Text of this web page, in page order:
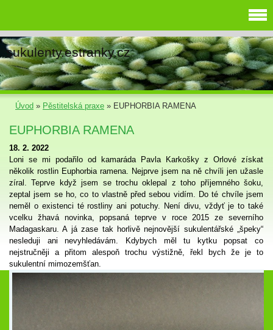
sukulenty.estranky.cz
Úvod » Pěstitelská praxe » EUPHORBIA RAMENA
EUPHORBIA RAMENA
18. 2. 2022
Loni se mi podařilo od kamaráda Pavla Karkošky z Orlové získat
několik rostlin Euphorbia ramena. Nejprve jsem na ně chvíli jen užasle
zíral. Teprve když jsem se trochu oklepal z toho příjemného šoku,
zeptal jsem se ho, co to vlastně před sebou vidím. Do té chvíle jsem
neměl o existenci té rostliny ani potuchy. Není divu, vždyť je to také
vcelku žhavá novinka, popsaná teprve v roce 2015 ze severního
Madagaskaru. A já zase tak horlivě nejnovější sukulentářské „špeky“
nesleduji ani nevyhledávám. Kdybych měl tu kytku popsat co
nejstručněji a přitom alespoň trochu výstižně, řekl bych že je to
sukulentní mimozemšťan.